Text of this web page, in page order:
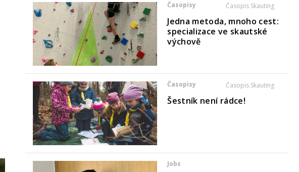
Časopisy Časopis Skauting
Jedna metoda, mnoho cest:
specializace ve skautské
výchově
Časopisy Časopis Skauting
Šestník není rádce!
Jobs